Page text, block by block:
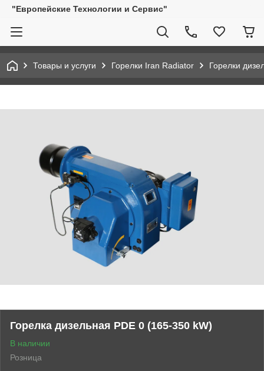
"Европейские Технологии и Сервис"
Товары и услуги Горелки Iran Radiator Горелки
Горелка дизельная PDE 0 (165-350 kW)
В наличии
Розница